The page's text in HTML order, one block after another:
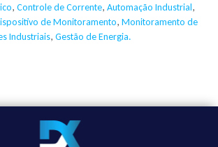
, Controle de Corrente, Automação Industrial,
de Monitoramento, Monitoramento de
Industriais, Gestão de Energia.